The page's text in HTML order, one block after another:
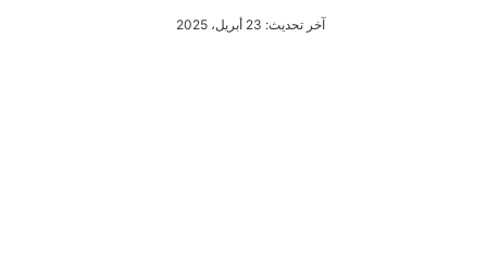
آخر تحديث: 23 أبريل، 2025